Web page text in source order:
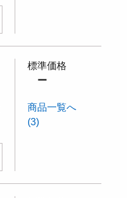
標準価格
ー
商品一覧へ
(3)